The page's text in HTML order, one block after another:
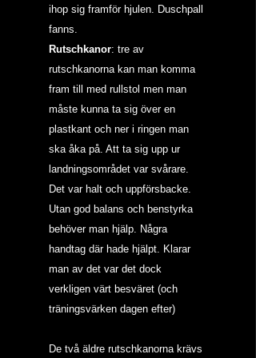
ihop sig framför hjulen. Duschpall
fanns.
Rutschkanor: tre av
rutschkanorna kan man komma
fram till med rullstol men man
måste kunna ta sig över en
plastkant och ner i ringen man
ska åka på. Att ta sig upp ur
landningsområdet var svårare.
Det var halt och uppförsbacke.
Utan god balans och benstyrka
behöver man hjälp. Några
handtag där hade hjälpt. Klarar
man av det var det dock
verkligen värt besväret (och
träningsvärken dagen efter)
De två äldre rutschkanorna krävs